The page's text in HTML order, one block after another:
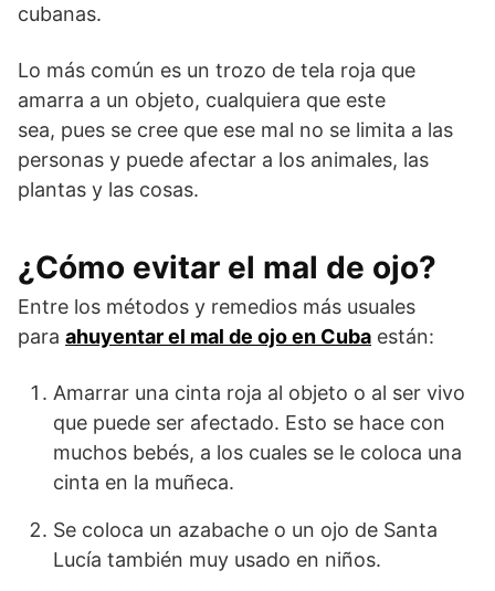
cubanas.
Lo más común es un trozo de tela roja que
amarra a un objeto, cualquiera que este
sea, pues se cree que ese mal no se limita a las
personas y puede afectar a los animales, las
plantas y las cosas.
¿Cómo evitar el mal de ojo?
Entre los métodos y remedios más usuales
para ahuyentar el mal de ojo en Cuba están:
Amarrar una cinta roja al objeto o al ser vivo
que puede ser afectado. Esto se hace con
muchos bebés, a los cuales se le coloca una
cinta en la muñeca.
Se coloca un azabache o un ojo de Santa
Lucía también muy usado en niños.